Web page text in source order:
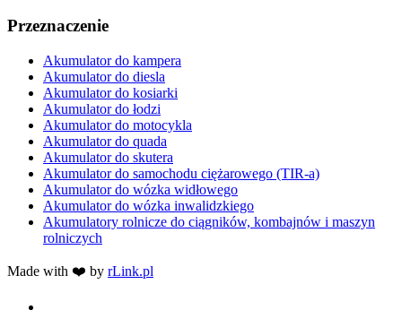
Przeznaczenie
Akumulator do kampera
Akumulator do diesla
Akumulator do kosiarki
Akumulator do łodzi
Akumulator do motocykla
Akumulator do quada
Akumulator do skutera
Akumulator do samochodu ciężarowego (TIR-a)
Akumulator do wózka widłowego
Akumulator do wózka inwalidzkiego
Akumulatory rolnicze do ciągników, kombajnów i maszyn
rolniczych
Made with ❤️ by rLink.pl